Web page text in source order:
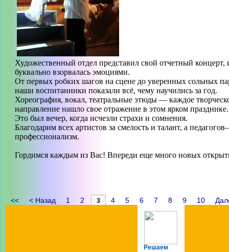
Художественный отдел представил свой отчетный концерт,
буквально взорвалась эмоциями.
От первых робких шагов на сцене до уверенных сольных
наши воспитанники показали всё, чему научились за год.
Хореография, вокал, театральные этюды — каждое
направление нашло свое отражение в этом ярком празднике.
Это был вечер, когда исчезли страхи и сомнения.
Благодарим всех артистов за смелость и талант, а
профессионализм.
Гордимся каждым из Вас! Впереди еще много новых
<< < Назад 1 2 3 4 5 6 7 8 9 10
Решаем